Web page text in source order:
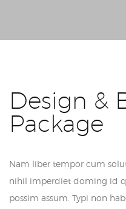
Design &
Package
Nam liber tempor cum
nihil imperdiet doming id
possim assum. Typi non